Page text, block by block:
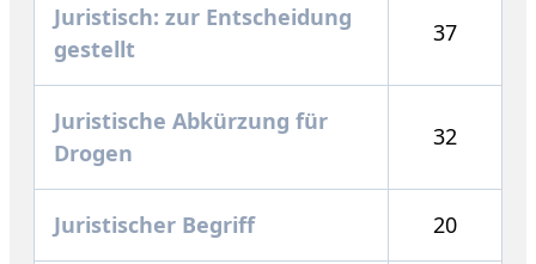
Juristisch: zur Entscheidung
gestellt
37
Juristische Abkürzung für
Drogen
32
Juristischer Begriff 20